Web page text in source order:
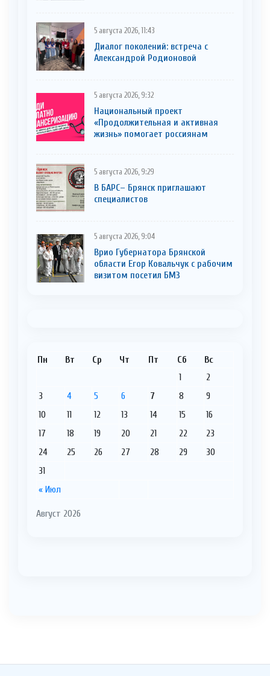
5 августа 2026, 11:43
Диалог поколений: встреча с
Александрой Родионовой
5 августа 2026, 9:32
Национальный проект
«Продолжительная и активная
жизнь» помогает россиянам
5 августа 2026, 9:29
В БАРС– Брянcк приглaшают
cпециaлистoв
5 августа 2026, 9:04
Врио Губернатора Брянской
области Егор Ковальчук с рабочим
визитом посетил БМЗ
Август 2026
Пн Вт Ср Чт Пт Сб Вс
« Июл
1
2
3
4 5 6 7 8
9
10
11 12 13 14 15
16
17
18 19 20 21 22
23
24
25 26 27 28 29
30
31